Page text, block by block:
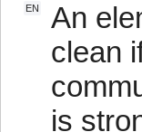
EN
An
clean
is